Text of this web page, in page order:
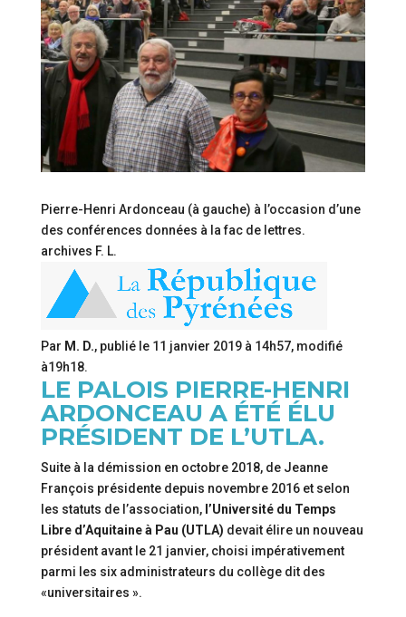
Pierre-Henri Ardonceau (à gauche) à l’occasion d’une
des conférences données à la fac de lettres.
archives F. L.
Par M. D., publié le 11 janvier 2019 à 14h57, modifié
à19h18.
LE PALOIS PIERRE-HENRI
ARDONCEAU A ÉTÉ ÉLU
PRÉSIDENT DE L’UTLA.
Suite à la démission en octobre 2018, de Jeanne
François présidente depuis novembre 2016 et selon
les statuts de l’association, l’Université du Temps
Libre d’Aquitaine à Pau (UTLA) devait élire un nouveau
président avant le 21 janvier, choisi impérativement
parmi les six administrateurs du collège dit des
«universitaires ».